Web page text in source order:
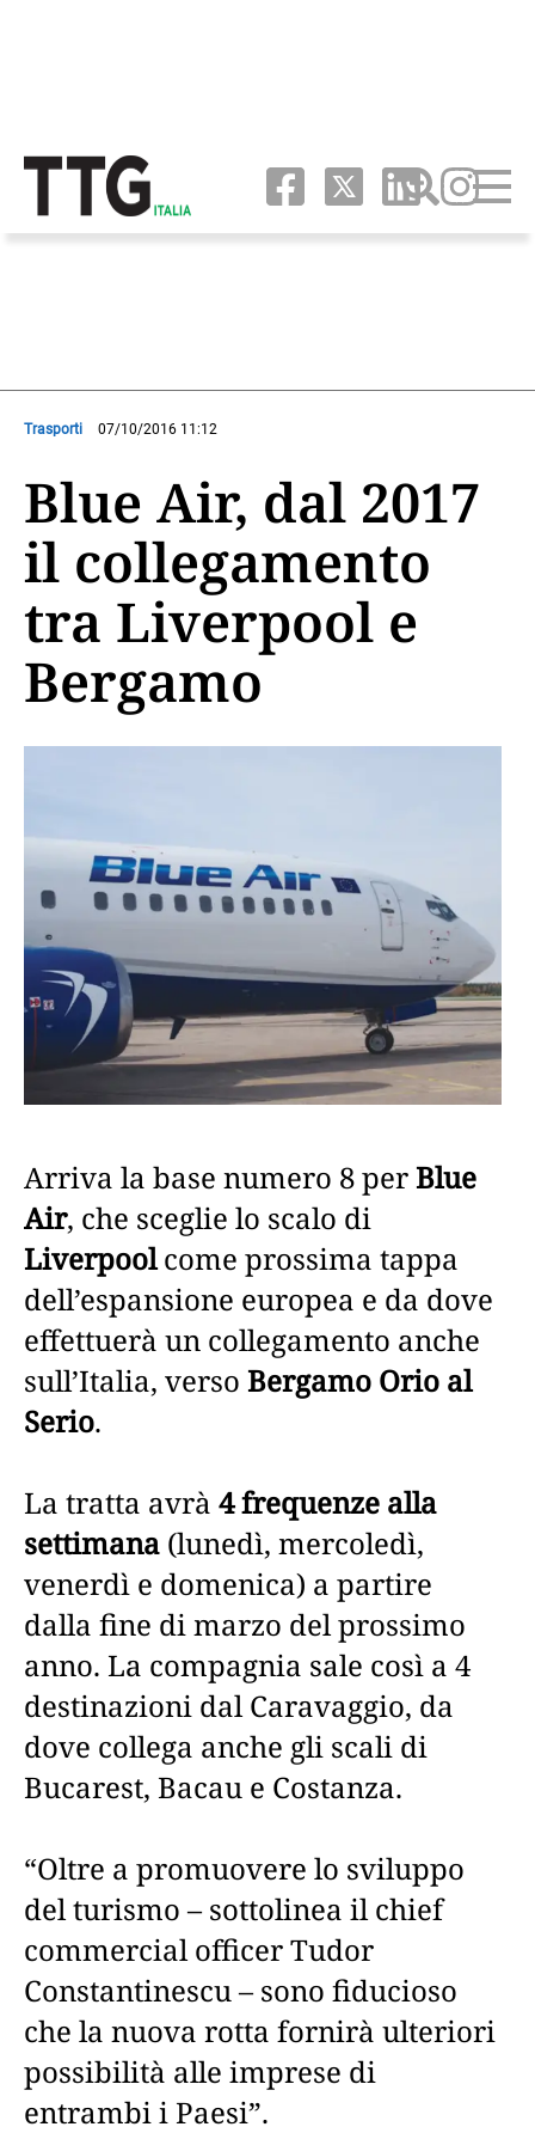
Trasporti 07/10/2016 11:12
Blue Air, dal 2017
il collegamento
tra Liverpool e
Bergamo
Arriva la base numero 8 perBlue
Air, che sceglie lo scalo di
Liverpoolcome prossima tappa
dell’espansione europea e da dove
effettuerà un collegamento anche
sull’Italia, verso Bergamo Orio al
Serio.
La tratta avrà 4 frequenze alla
settimana (lunedì, mercoledì,
venerdì e domenica) a partire
dalla fine di marzo del prossimo
anno. La compagnia sale così a 4
destinazioni dal Caravaggio, da
dove collega anche gli scali di
Bucarest, Bacau e Costanza.
“Oltre a promuovere lo sviluppo
del turismo – sottolinea il chief
commercial officer Tudor
Constantinescu – sono fiducioso
che la nuova rotta fornirà ulteriori
possibilità alle imprese di
entrambi i Paesi”.